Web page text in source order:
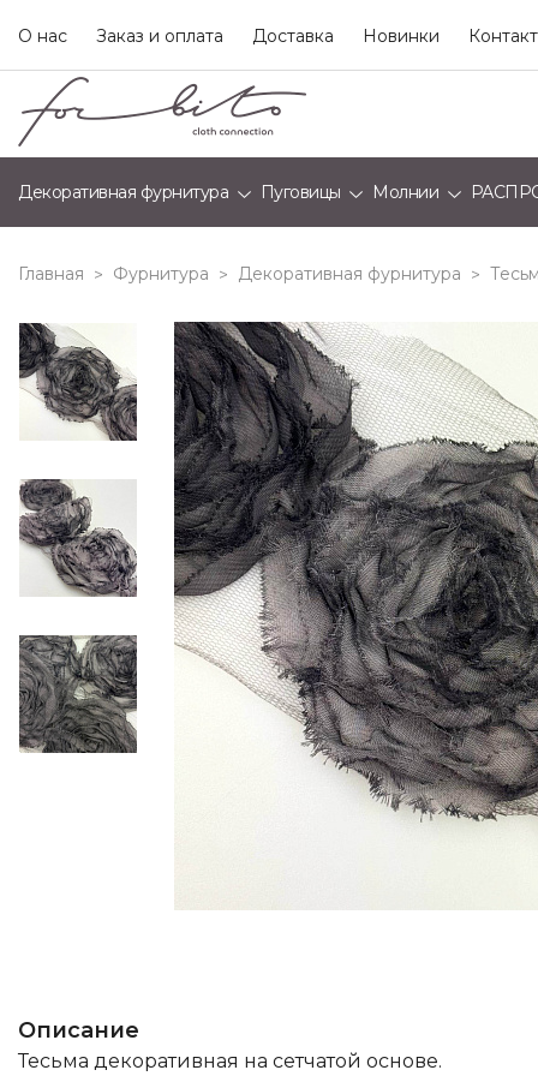
О нас Заказ и оплата Доставка Новинки
Декоративная фурнитура Пуговицы Молнии
Главная > Фурнитура > Декоративная фурнитура >
Описание
Тесьма декоративная на сетчатой основе.